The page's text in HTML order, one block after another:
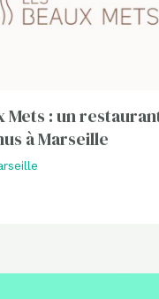
Mets : un
à Marseille